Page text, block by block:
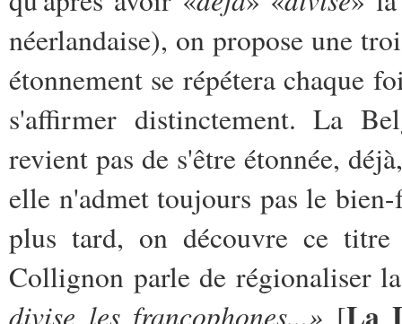
néerlandaise), on propose une
étonnement se répétera chaque
s'affirmer distinctement. La
revient pas de s'être étonnée,
elle n'admet toujours pas le
plus tard, on découvre ce
Collignon parle de régionaliser
divise les francophones...» [La